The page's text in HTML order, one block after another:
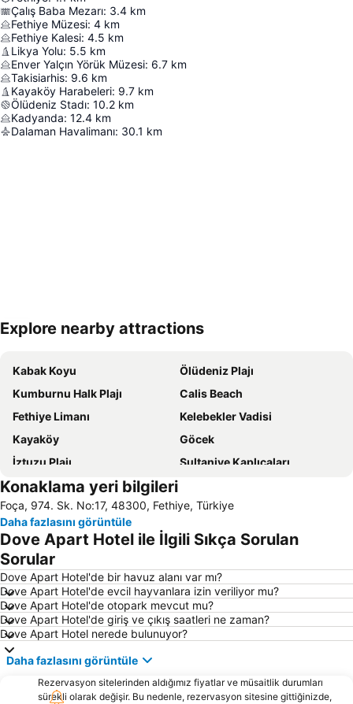
Çalış Baba Mezarı: 3.4 km
Fethiye Müzesi: 4 km
Fethiye Kalesi: 4.5 km
Likya Yolu: 5.5 km
Enver Yalçın Yörük Müzesi: 6.7 km
Takisiarhis: 9.6 km
Kayaköy Harabeleri: 9.7 km
Ölüdeniz Stadı: 10.2 km
Kadyanda: 12.4 km
Dalaman Havalimanı: 30.1 km
Haritayı genişlet
Explore nearby attractions
Kabak Koyu
Ölüdeniz Plajı
Kumburnu Halk Plajı
Calis Beach
Fethiye Limanı
Kelebekler Vadisi
Kayaköy
Göcek
İztuzu Plajı
Sultaniye Kaplıcaları
Dalaman Airport
Patara Plajı
Yanıklar
Saklıkent Kanyonu
Köyceğiz-Göl
Sarsala Koyu
Çiftlik
Göcek Club Marina
Göcek Belediye Marina
Çamköy
Yeşilüzümlü
Blue Point Plajı
Ece Saray Marina
Uzunyurt
Ölüdeniz Air Games Festival
Kemer
Dalyanağzı
Konaklama yeri bilgileri
Foça, 974. Sk. No:17, 48300, Fethiye, Türkiye
Daha fazlasını görüntüle
Dove Apart Hotel ile İlgili Sıkça Sorulan
Sorular
Dove Apart Hotel'de bir havuz alanı var mı?
Dove Apart Hotel'de evcil hayvanlara izin veriliyor mu?
Dove Apart Hotel'de otopark mevcut mu?
Dove Apart Hotel'de giriş ve çıkış saatleri ne zaman?
Dove Apart Hotel nerede bulunuyor?
Daha fazlasını görüntüle
Rezervasyon sitelerinden aldığımız fiyatlar ve müsaitlik durumları
sürekli olarak değişir. Bu nedenle, rezervasyon sitesine gittiğinizde,